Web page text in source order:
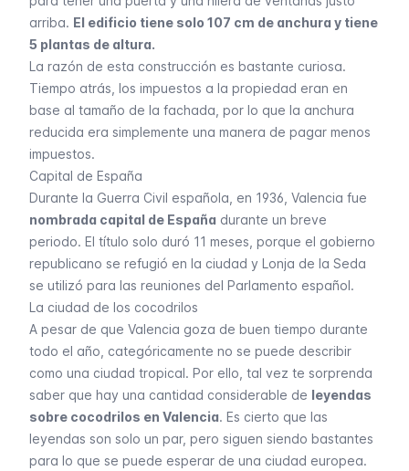
arriba. El edificio tiene solo 107 cm de anchura y tiene
5 plantas de altura.
La razón de esta construcción es bastante curiosa.
Tiempo atrás, los impuestos a la propiedad eran en
base al tamaño de la fachada, por lo que la anchura
reducida era simplemente una manera de pagar menos
impuestos.
Capital de España
Durante la Guerra Civil española, en 1936, Valencia fue
nombrada capital de España durante un breve
periodo. El título solo duró 11 meses, porque el gobierno
republicano se refugió en la ciudad y Lonja de la Seda
se utilizó para las reuniones del Parlamento español.
La ciudad de los cocodrilos
A pesar de que Valencia goza de buen tiempo durante
todo el año, categóricamente no se puede describir
como una ciudad tropical. Por ello, tal vez te sorprenda
saber que hay una cantidad considerable de leyendas
sobre cocodrilos en Valencia. Es cierto que las
leyendas son solo un par, pero siguen siendo bastantes
para lo que se puede esperar de una ciudad europea.